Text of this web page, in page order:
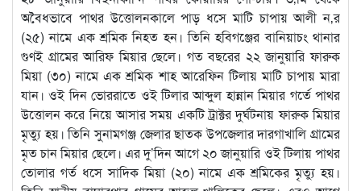
অবৈধভাবে পাথর উত্তোলনকালে পাড় ধসে মাটি চাপায় আলী ন‚র
(২৫) নামে এক শ্রমিক নিহত হন। তিনি হবিগঞ্জের বানিয়াচং থানার
গুণই গ্রামের আরিফ মিয়ার ছেলে। গত বছরের ২২ জানুয়ারি ফারুক
মিয়া (৩০) নামে এক শ্রমিক শাহ আরেফিন টিলায় মাটি চাপায় মারা
যান। ওই দিন ভোররাতে ওই টিলার আব্দুল হান্নান মিয়ার গর্তে পাথর
উত্তোলন করে নিয়ে আসার সময় একটি ট্রাক্টর দুর্ঘটনায় ফারুক মিয়ার
মৃত্যু হয়। তিনি সুনামগঞ্জ জেলার ছাতক উপজেলার দারগাখালি গ্রামের
মৃত চান মিয়ার ছেলে। এর দু’দিন আগে ২০ জানুয়ারি ওই টিলায় পাথর
তোলার গর্ত ধসে সাদিক মিয়া (২০) নামে এক শ্রমিকের মৃত্যু হয়।